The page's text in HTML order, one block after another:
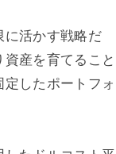
に活かす戦略だ
産を育てること
したポートフォ